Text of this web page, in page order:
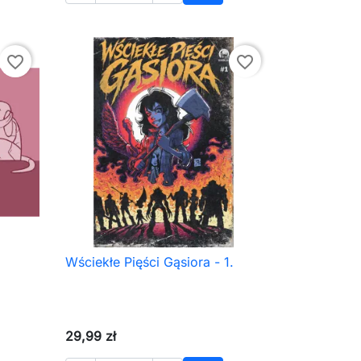
do koszyka Dodaj do koszyka
favorite_border favorite_border
 Szybki podgląd
Wściekłe Pięści Gąsiora - 1.
29,99 zł